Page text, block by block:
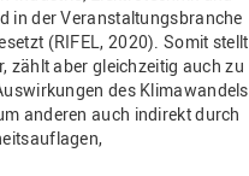
in der Veranstaltungsbranche
(RIFEL, 2020). Somit stellt
zählt aber gleichzeitig auch zu
des Klimawandels
anderen auch indirekt durch